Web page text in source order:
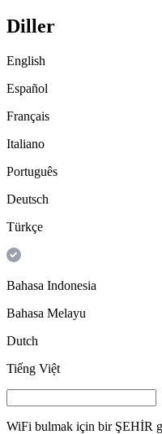
Diller
English
Español
Français
Italiano
Português
Deutsch
Türkçe
Bahasa Indonesia
Bahasa Melayu
Dutch
Tiếng Việt
WiFi bulmak için bir ŞEHİR